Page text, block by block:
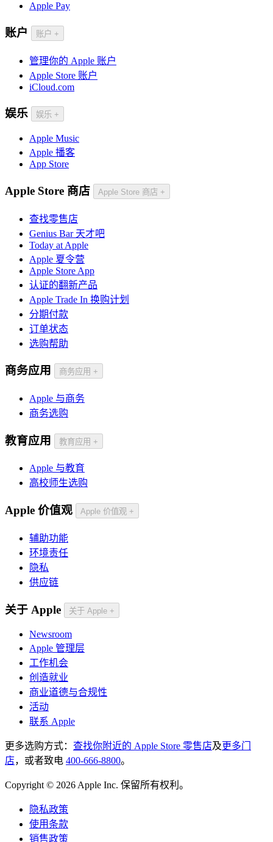
Apple Pay
账户 账户 +
管理你的 Apple 账户
Apple Store 账户
iCloud.com
娱乐 娱乐 +
Apple Music
Apple 播客
App Store
Apple Store 商店 Apple Store 商店 +
查找零售店
Genius Bar 天才吧
Today at Apple
Apple 夏令营
Apple Store App
认证的翻新产品
Apple Trade In 换购计划
分期付款
订单状态
选购帮助
商务应用 商务应用 +
Apple 与商务
商务选购
教育应用 教育应用 +
Apple 与教育
高校师生选购
Apple 价值观 Apple 价值观 +
辅助功能
环境责任
隐私
供应链
关于 Apple 关于 Apple +
Newsroom
Apple 管理层
工作机会
创造就业
商业道德与合规性
活动
联系 Apple
更多选购方式： 查找你附近的 Apple Store 零售店及更多门
店，或者致电 400-666-8800。
Copyright © 2026 Apple Inc. 保留所有权利。
隐私政策
使用条款
销售政策